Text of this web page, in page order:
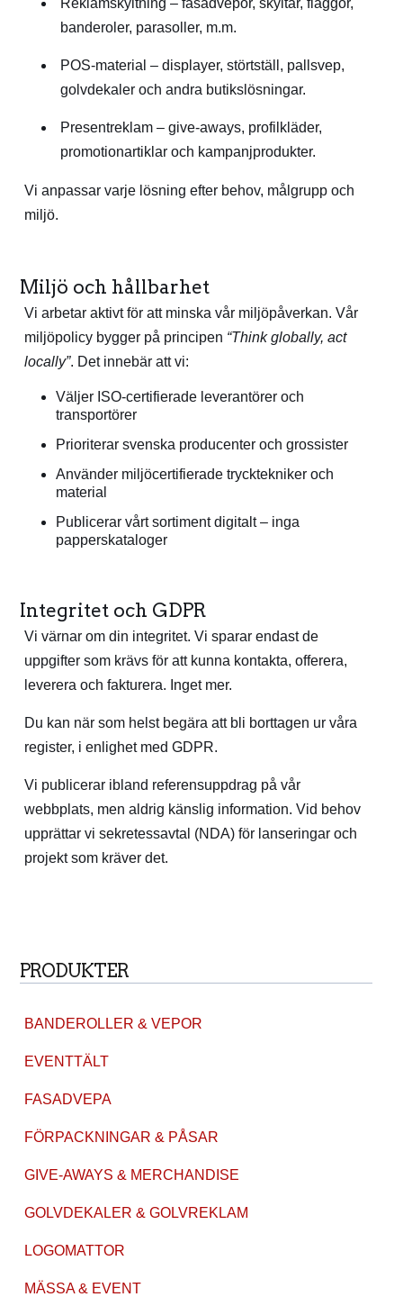
Reklamskyltning – fasadvepor, skyltar, flaggor,
banderoler, parasoller, m.m.
POS-material – displayer, störtställ, pallsvep,
golvdekaler och andra butikslösningar.
Presentreklam – give-aways, profilkläder,
promotionartiklar och kampanjprodukter.
Vi anpassar varje lösning efter behov, målgrupp och
miljö.
Miljö och hållbarhet
Vi arbetar aktivt för att minska vår miljöpåverkan. Vår
miljöpolicy bygger på principen “Think globally, act
locally”. Det innebär att vi:
Väljer ISO-certifierade leverantörer och
transportörer
Prioriterar svenska producenter och grossister
Använder miljöcertifierade trycktekniker och
material
Publicerar vårt sortiment digitalt – inga
papperskataloger
Integritet och GDPR
Vi värnar om din integritet. Vi sparar endast de
uppgifter som krävs för att kunna kontakta, offerera,
leverera och fakturera. Inget mer.
Du kan när som helst begära att bli borttagen ur våra
register, i enlighet med GDPR.
Vi publicerar ibland referensuppdrag på vår
webbplats, men aldrig känslig information. Vid behov
upprättar vi sekretessavtal (NDA) för lanseringar och
projekt som kräver det.
PRODUKTER
BANDEROLLER & VEPOR
EVENTTÄLT
FASADVEPA
FÖRPACKNINGAR & PÅSAR
GIVE-AWAYS & MERCHANDISE
GOLVDEKALER & GOLVREKLAM
LOGOMATTOR
MÄSSA & EVENT